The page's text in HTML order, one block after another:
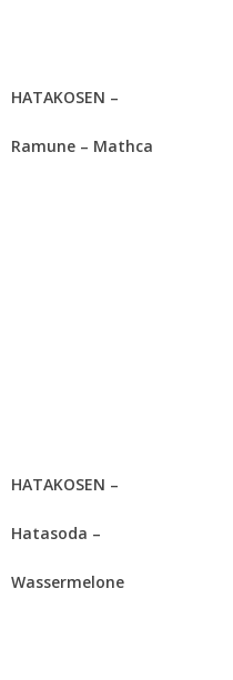
HATAKOSEN –
Ramune – Mathca
HATAKOSEN –
Hatasoda –
Wassermelone